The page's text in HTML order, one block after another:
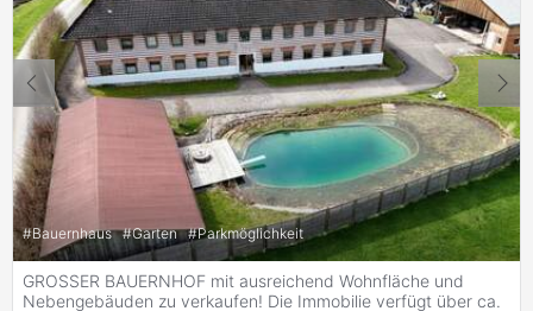
#Bauernhaus #Garten #Parkmöglichkeit
GROSSER BAUERNHOF mit ausreichend Wohnfläche und
Nebengebäuden zu verkaufen! Die Immobilie verfügt über ca.